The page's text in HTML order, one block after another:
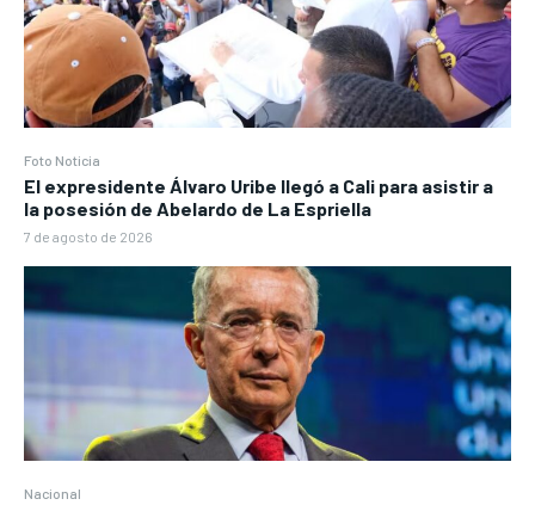
Foto Noticia
El expresidente Álvaro Uribe llegó a Cali para asistir a
la posesión de Abelardo de La Espriella
7 de agosto de 2026
Nacional